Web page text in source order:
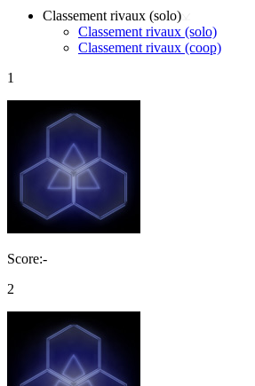
Classement rivaux (solo)
Classement rivaux (solo)
Classement rivaux (coop)
1
Score:-
2